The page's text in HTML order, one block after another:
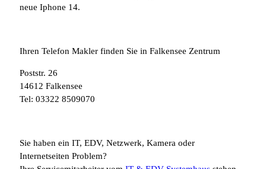
neue Iphone 14.
Ihren Telefon Makler finden Sie in Falkensee Zentrum
Poststr. 26
14612 Falkensee
Tel: 03322 8509070
Sie haben ein IT, EDV, Netzwerk, Kamera oder
Internetseiten Problem?